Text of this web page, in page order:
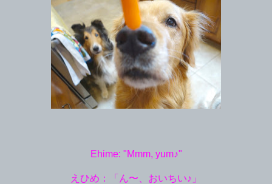
Ehime: "Mmm, yum♪"
えひめ：「ん〜、おいちい♪」